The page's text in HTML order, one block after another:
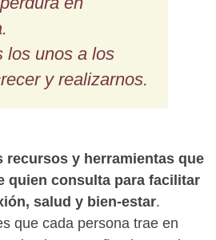
unos a los
y realizarnos.
quien consulta para facilitar
salud y bien-estar.
que cada persona trae en
el acompañamiento a las